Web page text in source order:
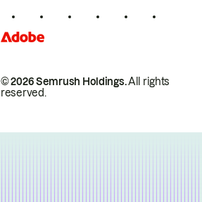
© 2026 Semrush Holdings.All rights
reserved.